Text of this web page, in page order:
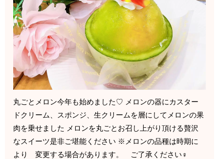
丸ごとメロン今年も始めました♡ メロンの器にカスター
ドクリーム、スポンジ、生クリームを層にしてメロンの果
肉を乗せました メロンを丸ごとお召し上がり頂ける贅沢
なスイーツ是非ご堪能ください ※メロンの品種は時期に
より 変更する場合があります。 ご了承ください‍♀️